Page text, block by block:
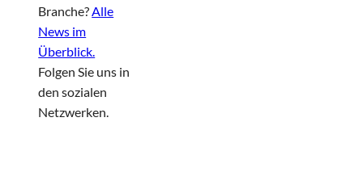
Branche?Alle
News im
Überblick.
Folgen Sie uns in
den sozialen
Netzwerken.